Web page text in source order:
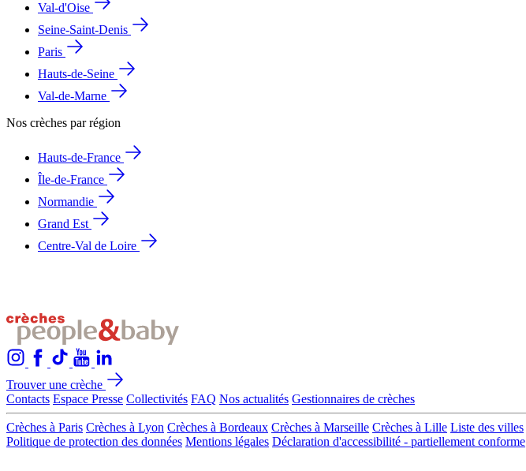
Val-d'Oise
Seine-Saint-Denis
Paris
Hauts-de-Seine
Val-de-Marne
Nos crèches par région
Hauts-de-France
Île-de-France
Normandie
Grand Est
Centre-Val de Loire
Trouver une crèche
Contacts Espace Presse Collectivités FAQ Nos actualités Gestionnaires de crèches
Crèches à Paris Crèches à Lyon Crèches à Bordeaux Crèches à Marseille Crèches à Lille Liste des villes
Politique de protection des données Mentions légales Déclaration d'accessibilité - partiellement conforme